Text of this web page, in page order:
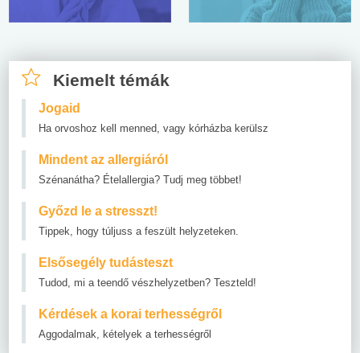
Kiemelt témák
Jogaid
Ha orvoshoz kell menned, vagy kórházba kerülsz
Mindent az allergiáról
Szénanátha? Ételallergia? Tudj meg többet!
Győzd le a stresszt!
Tippek, hogy túljuss a feszült helyzeteken.
Elsősegély tudásteszt
Tudod, mi a teendő vészhelyzetben? Teszteld!
Kérdések a korai terhességről
Aggodalmak, kételyek a terhességről